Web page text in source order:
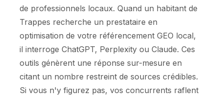
de professionnels locaux. Quand un habitant de
Trappes recherche un prestataire en
optimisation de votre référencement GEO local,
il interroge ChatGPT, Perplexity ou Claude. Ces
outils génèrent une réponse sur-mesure en
citant un nombre restreint de sources crédibles.
Si vous n'y figurez pas, vos concurrents raflent